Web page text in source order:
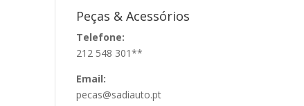
Peças & Acessórios
Telefone:
212 548 301**
Email:
pecas@sadiauto.pt